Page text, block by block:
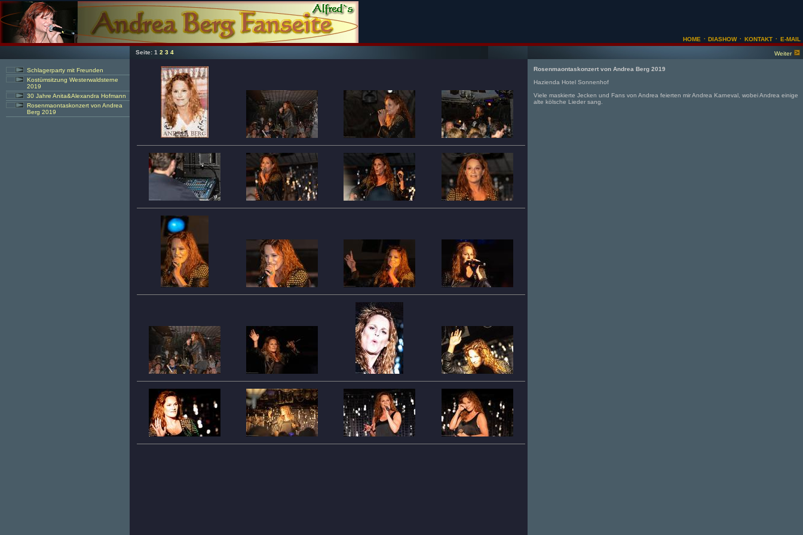
HOME · DIASHOW· KONTAKT · E-MAIL
Seite: 1 2 3 4 Weiter
Schlagerparty mit Freunden
Kostümsitzung Westerwaldsterne
2019
30 Jahre Anita&Alexandra Hofmann
Rosenmaontaskonzert von Andrea
Berg 2019
Rosenmaontaskonzert von Andrea Berg 2019
Hazienda Hotel Sonnenhof
Viele maskierte Jecken und Fans von Andrea feierten mir Andrea Karneval, wobei Andrea einige
alte kölsche Lieder sang.